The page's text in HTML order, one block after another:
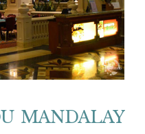
MANDALAY